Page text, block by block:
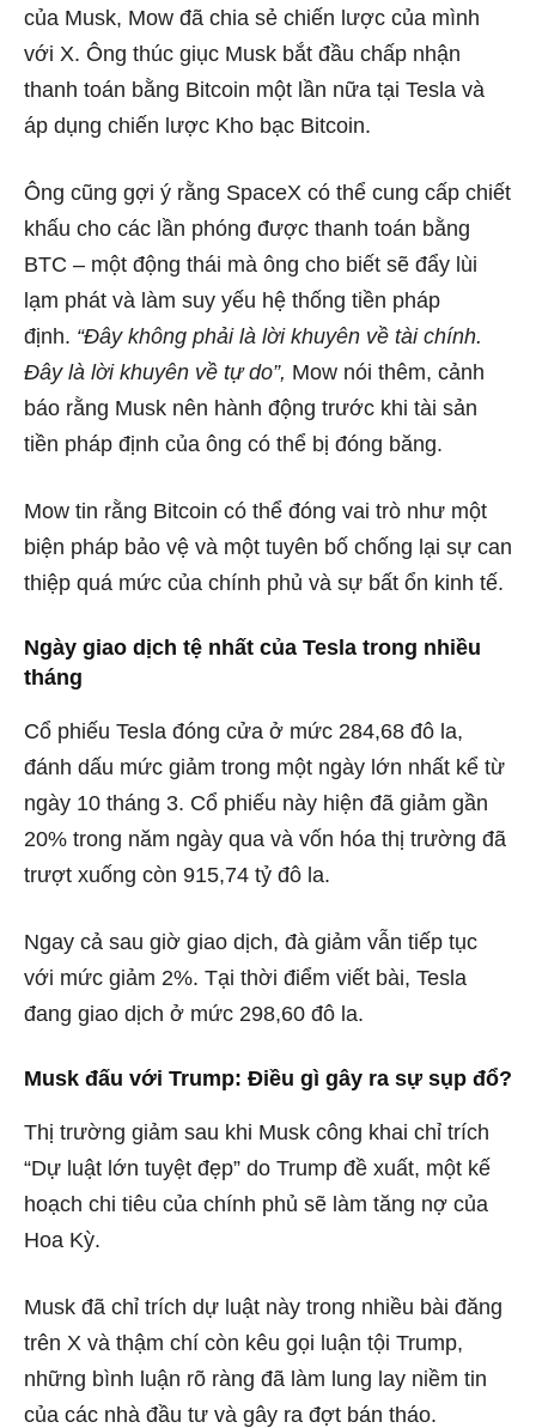
của Musk, Mow đã chia sẻ chiến lược của mình
với X. Ông thúc giục Musk bắt đầu chấp nhận
thanh toán bằng Bitcoin một lần nữa tại Tesla và
áp dụng chiến lược Kho bạc Bitcoin.
Ông cũng gợi ý rằng SpaceX có thể cung cấp chiết
khấu cho các lần phóng được thanh toán bằng
BTC – một động thái mà ông cho biết sẽ đẩy lùi
lạm phát và làm suy yếu hệ thống tiền pháp
định. “Đây không phải là lời khuyên về tài chính.
Đây là lời khuyên về tự do”, Mow nói thêm, cảnh
báo rằng Musk nên hành động trước khi tài sản
tiền pháp định của ông có thể bị đóng băng.
Mow tin rằng Bitcoin có thể đóng vai trò như một
biện pháp bảo vệ và một tuyên bố chống lại sự can
thiệp quá mức của chính phủ và sự bất ổn kinh tế.
Ngày giao dịch tệ nhất của Tesla trong nhiều
tháng
Cổ phiếu Tesla đóng cửa ở mức 284,68 đô la,
đánh dấu mức giảm trong một ngày lớn nhất kể từ
ngày 10 tháng 3. Cổ phiếu này hiện đã giảm gần
20% trong năm ngày qua và vốn hóa thị trường đã
trượt xuống còn 915,74 tỷ đô la.
Ngay cả sau giờ giao dịch, đà giảm vẫn tiếp tục
với mức giảm 2%. Tại thời điểm viết bài, Tesla
đang giao dịch ở mức 298,60 đô la.
Musk đấu với Trump: Điều gì gây ra sự sụp đổ?
Thị trường giảm sau khi Musk công khai chỉ trích
“Dự luật lớn tuyệt đẹp” do Trump đề xuất, một kế
hoạch chi tiêu của chính phủ sẽ làm tăng nợ của
Hoa Kỳ.
Musk đã chỉ trích dự luật này trong nhiều bài đăng
trên X và thậm chí còn kêu gọi luận tội Trump,
những bình luận rõ ràng đã làm lung lay niềm tin
của các nhà đầu tư và gây ra đợt bán tháo.